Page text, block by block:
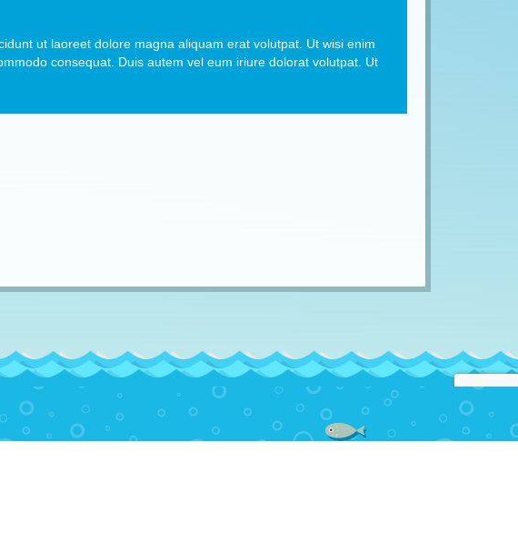
ut laoreet dolore magna aliquam erat volutpat. Ut wisi enim
consequat. Duis autem vel eum iriure dolorat volutpat. Ut